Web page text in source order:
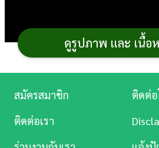
ดูรูปภาพ และ เนื้อ
หนัง
สมัครสมาชิก
ติดต่
ติดต่อเรา